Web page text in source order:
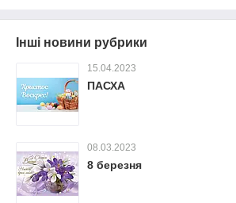
Інші новини рубрики
15.04.2023
ПАСХА
08.03.2023
8 березня